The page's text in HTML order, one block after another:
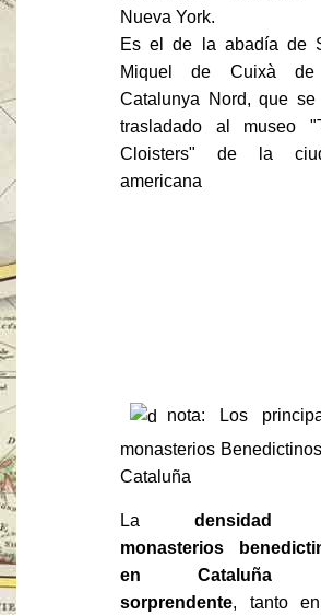
Nueva York.
Es el de la abadía de
Miquel de Cuixà
Catalunya Nord, que se
trasladado al museo
Cloisters" de la
americana
nota:
Los
monasterios
Cataluña
La densidad
monasterios
en Cataluña
sorprendente, tanto